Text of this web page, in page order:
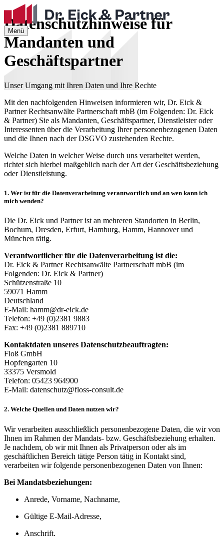
Menü
Datenschutz­hinweise für
Mandanten und
Geschäftspartner
Unser Umgang mit Ihren Daten und Ihre Rechte
Mit den nachfolgenden Hinweisen informieren wir, Dr. Eick &
Partner Rechtsanwälte Partnerschaft mbB (im Folgenden: Dr. Eick
& Partner) Sie als Mandanten, Geschäftspartner, Dienstleister oder
Interessenten über die Verarbeitung Ihrer personenbezogenen Daten
und die Ihnen nach der DSGVO zustehenden Rechte.
Welche Daten in welcher Weise durch uns verarbeitet werden,
richtet sich hierbei maßgeblich nach der Art der Geschäftsbeziehung
oder Dienstleistung.
1. Wer ist für die Datenverarbeitung verantwortlich und an wen kann ich
mich wenden?
Die Dr. Eick und Partner ist an mehreren Standorten in Berlin,
Bochum, Dresden, Erfurt, Hamburg, Hamm, Hannover und
München tätig.
Verantwortlicher für die Datenverarbeitung ist die:
Dr. Eick & Partner Rechtsanwälte Partnerschaft mbB (im
Folgenden: Dr. Eick & Partner)
Schützenstraße 10
59071 Hamm
Deutschland
E-Mail: hamm@dr-eick.de
Telefon: +49 (0)2381 9883
Fax: +49 (0)2381 889710
Kontaktdaten unseres Datenschutzbeauftragten:
Floß GmbH
Hopfengarten 10
33375 Versmold
Telefon: 05423 964900
E-Mail: datenschutz@floss-consult.de
2. Welche Quellen und Daten nutzen wir?
Wir verarbeiten ausschließlich personenbezogene Daten, die wir von
Ihnen im Rahmen der Mandats- bzw. Geschäftsbeziehung erhalten.
Je nachdem, ob wir mit Ihnen als Privatperson oder als im
geschäftlichen Bereich tätige Person tätig in Kontakt sind,
verarbeiten wir folgende personenbezogenen Daten von Ihnen:
Bei Mandatsbeziehungen:
Anrede, Vorname, Nachname,
Gültige E-Mail-Adresse,
Anschrift,